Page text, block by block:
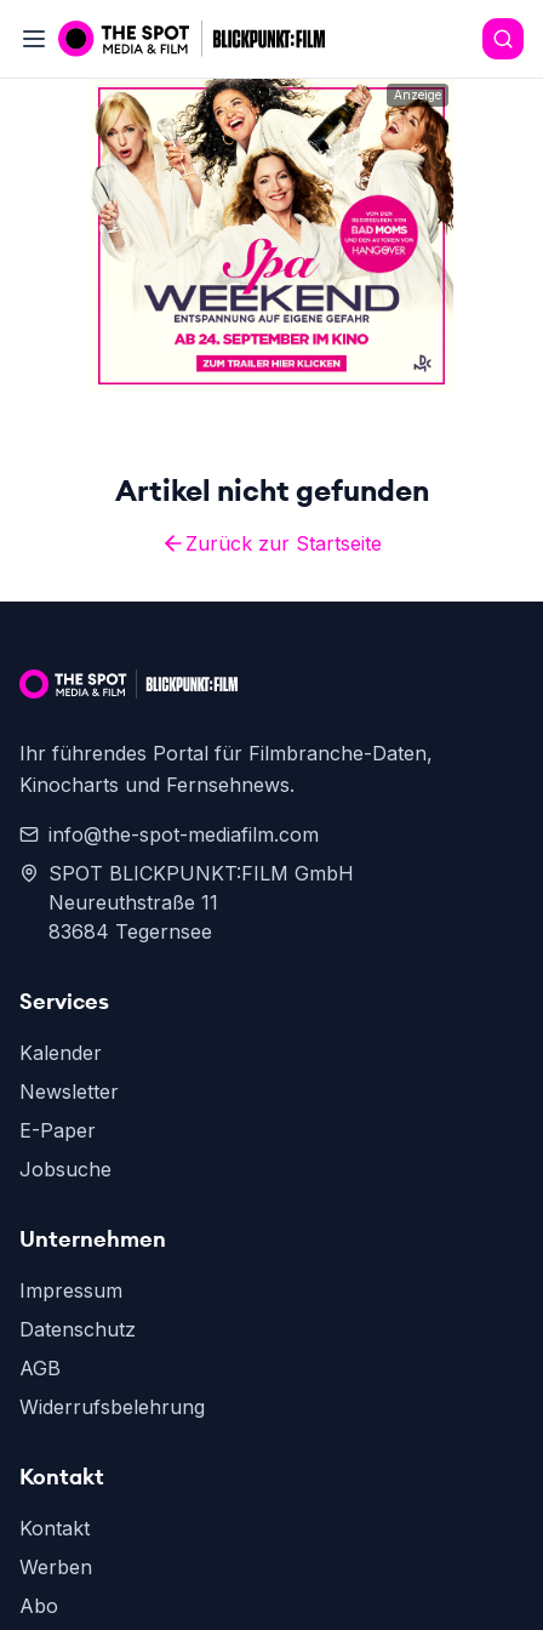
Anzeige
Artikel nicht gefunden
Zurück zur Startseite
Ihr führendes Portal für Filmbranche-Daten,
Kinocharts und Fernsehnews.
info@the-spot-mediafilm.com
SPOT BLICKPUNKT:FILM GmbH
Neureuthstraße 11
83684 Tegernsee
Services
Kalender
Newsletter
E-Paper
Jobsuche
Unternehmen
Impressum
Datenschutz
AGB
Widerrufsbelehrung
Kontakt
Kontakt
Werben
Abo